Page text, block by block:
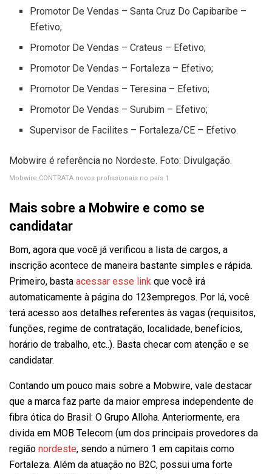
Promotor De Vendas – Santa Cruz Do Capibaribe –
Efetivo;
Promotor De Vendas – Crateus – Efetivo;
Promotor De Vendas – Fortaleza – Efetivo;
Promotor De Vendas – Teresina – Efetivo;
Promotor De Vendas – Surubim – Efetivo;
Supervisor de Facilites – Fortaleza/CE – Efetivo.
Mobwire é referência no Nordeste. Foto: Divulgação.
Mobwire CONTRATA novos profissionais no país 1
Mais sobre a Mobwire e como se
candidatar
Bom, agora que você já verificou a lista de cargos, a
inscrição acontece de maneira bastante simples e rápida.
Primeiro, basta acessar esse link que você irá
automaticamente à página do 123empregos. Por lá, você
terá acesso aos detalhes referentes às vagas (requisitos,
funções, regime de contratação, localidade, benefícios,
horário de trabalho, etc..). Basta checar com atenção e se
candidatar.
Contando um pouco mais sobre a Mobwire, vale destacar
que a marca faz parte da maior empresa independente de
fibra ótica do Brasil: O Grupo Alloha. Anteriormente, era
divida em MOB Telecom (um dos principais provedores da
região nordeste, sendo a número 1 em capitais como
Fortaleza. Além da atuação no B2C, possui uma forte